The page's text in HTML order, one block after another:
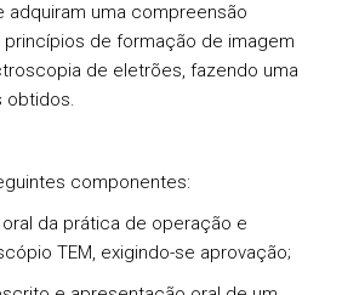
adquiram uma compreensão
de formação de imagem
de eletrões, fazendo uma
obtidos.
componentes:
oral da prática de operação e
TEM, exigindo-se aprovação;